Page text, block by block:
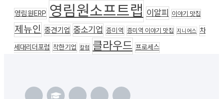
영림원ERP 영림원소프트랩 이알피 이야기 맛집
제뉴인 중견기업 중소기업 증미역 증미역 이야기 맛집 지니어스 차
세대리더포럼 착한기업 칼럼 클라우드 프로세스